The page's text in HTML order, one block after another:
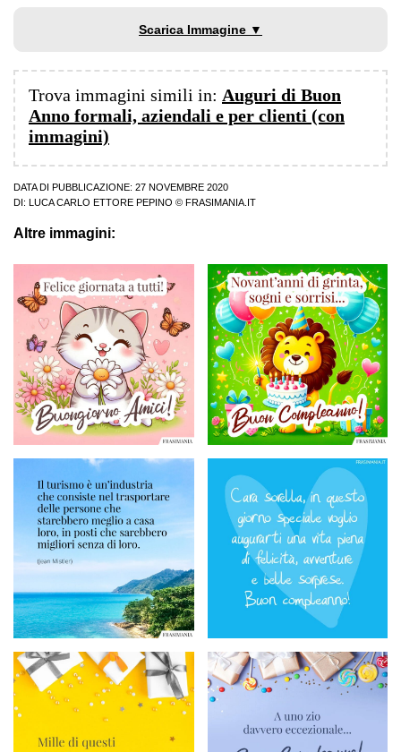
Scarica Immagine ▼
Trova immagini simili in: Auguri di Buon
Anno formali, aziendali e per clienti (con
immagini)
DATA DI PUBBLICAZIONE: 27 NOVEMBRE 2020
DI:
LUCA CARLO ETTORE PEPINO © FRASIMANIA.IT
Altre immagini: